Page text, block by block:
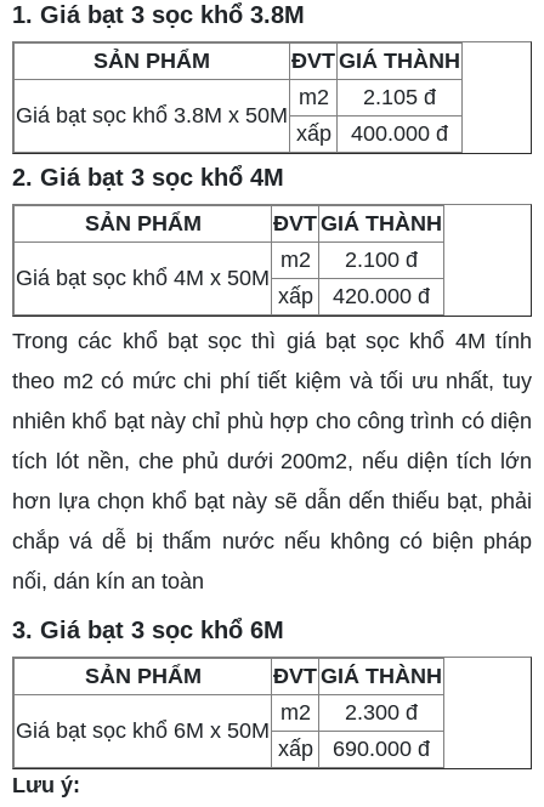
1. Giá bạt 3 sọc khổ 3.8M
SẢN PHẨM ĐVTGIÁ THÀNH
Giá bạt sọc khổ 3.8M x 50M
m2
2.105 đ
xấp
400.000 đ
2. Giá bạt 3 sọc khổ 4M
SẢN PHẨM ĐVTGIÁ THÀNH
Giá bạt sọc khổ 4M x 50M
m2
2.100 đ
xấp
420.000 đ
Trong các khổ bạt sọc thì giá bạt sọc khổ 4M tính
theo m2 có mức chi phí tiết kiệm và tối ưu nhất, tuy
nhiên khổ bạt này chỉ phù hợp cho công trình có diện
tích lót nền, che phủ dưới 200m2, nếu diện tích lớn
hơn lựa chọn khổ bạt này sẽ dẫn dến thiếu bạt, phải
chắp vá dễ bị thấm nước nếu không có biện pháp
nối, dán kín an toàn
3. Giá bạt 3 sọc khổ 6M
SẢN PHẨM ĐVTGIÁ THÀNH
Giá bạt sọc khổ 6M x 50M
m2
2.300 đ
xấp
690.000 đ
Lưu ý: